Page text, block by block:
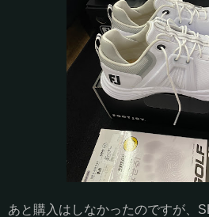
あと購入はしなかったのですが、